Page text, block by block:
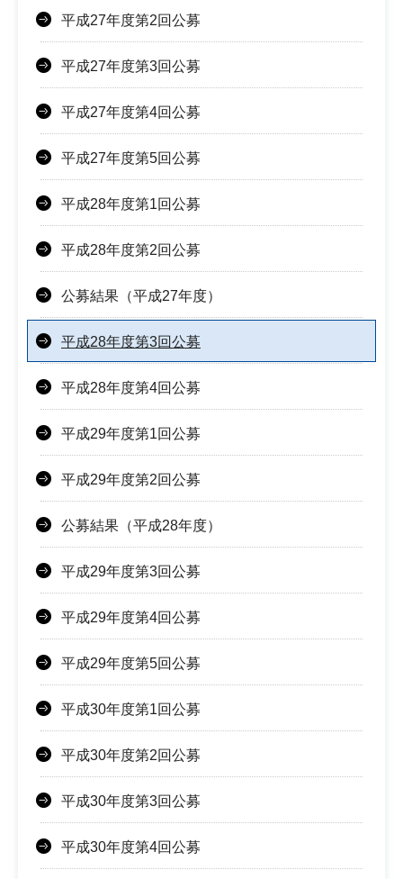
平成27年度第2回公募
平成27年度第3回公募
平成27年度第4回公募
平成27年度第5回公募
平成28年度第1回公募
平成28年度第2回公募
公募結果（平成27年度）
平成28年度第3回公募
平成28年度第4回公募
平成29年度第1回公募
平成29年度第2回公募
公募結果（平成28年度）
平成29年度第3回公募
平成29年度第4回公募
平成29年度第5回公募
平成30年度第1回公募
平成30年度第2回公募
平成30年度第3回公募
平成30年度第4回公募